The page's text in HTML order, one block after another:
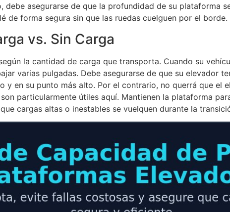
debe asegurarse de que la profundidad de su plataforma
de forma segura sin que las ruedas cuelguen por el borde.
vs. Sin Carga
la cantidad de carga que transporta. Cuando su
varias pulgadas. Debe asegurarse de que su elevador
y en su punto más alto. Por el contrario, no querrá que el
particularmente útiles aquí. Mantienen la plataforma
cargas altas o inestables se vuelquen durante la